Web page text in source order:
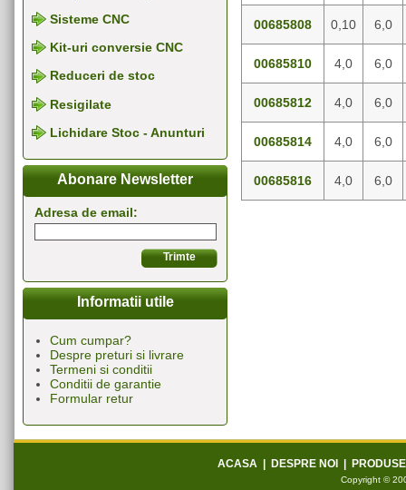
Sisteme CNC
Kit-uri conversie CNC
Reduceri de stoc
Resigilate
Lichidare Stoc - Anunturi
Abonare Newsletter
Adresa de email:
Informatii utile
Cum cumpar?
Despre preturi si livrare
Termeni si conditii
Conditii de garantie
Formular retur
00685808 0,10 6,0
00685810 4,0 6,0
00685812 4,0 6,0
00685814 4,0 6,0
00685816 4,0 6,0
ACASA DESPRE NOI
Copyright ©